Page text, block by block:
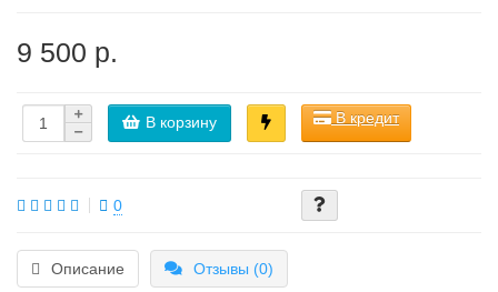
9 500 р.
В корзину В кредит
0
Описание Отзывы (0)